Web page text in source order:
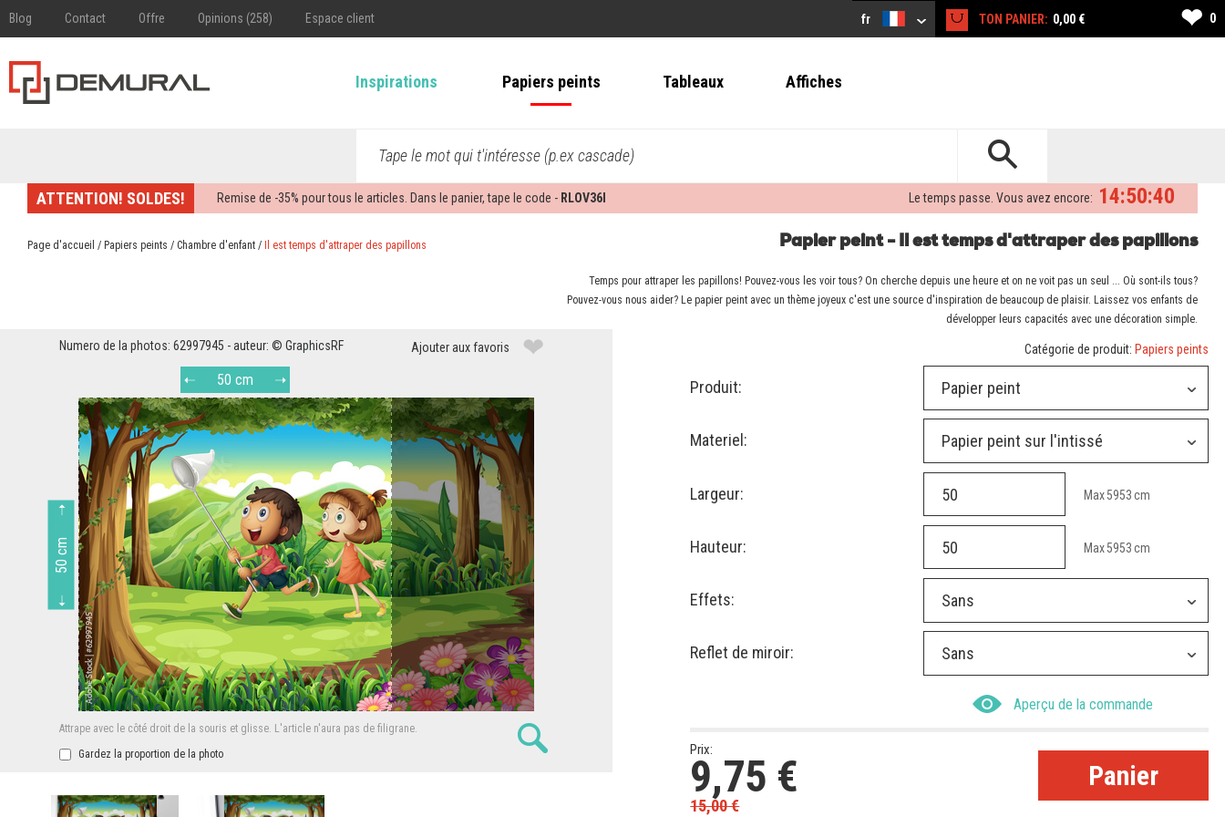
Blog Contact Offre Opinions (258) Espace client fr TON PANIER: 0,00 € ❤ 0
Inspirations Papiers peints Tableaux Affiches
Tape le mot qui t'intéresse (p.ex cascade)
ATTENTION! SOLDES! Remise de -35% pour tous le articles. Dans le panier, tape le code - RLOV36I 14:50:39
Le temps passe. Vous avez encore:
Page d'accueil / Papiers peints / Chambre d'enfant / Il est temps d'attraper des papillons Papier peint - Il est temps d'attraper des papillons
Temps pour attraper les papillons! Pouvez-vous les voir tous? On cherche depuis une heure et on ne voit pas un seul ... Où sont-ils tous?
Pouvez-vous nous aider? Le papier peint avec un thème joyeux c'est une source d'inspiration de beaucoup de plaisir. Laissez vos enfants de
développer leurs capacités avec une décoration simple.
Numero de la photos: 62997945 - auteur: © GraphicsRF Ajouter aux favoris ❤
50 cm
50 cm
Attrape avec le côté droit de la souris et glisse. L'article n'aura pas de filigrane.
Gardez la proportion de la photo
Catégorie de produit: Papiers peints
Produit: Papier peint
Materiel: Papier peint sur l'intissé
Largeur: Max5953 cm
Hauteur: Max5953 cm
Effets: Sans
Reflet de miroir: Sans
Aperçu de la commande
Prix:
9,75 €
15,00€